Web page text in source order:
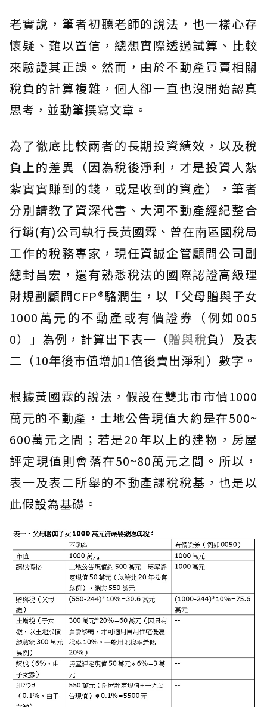
老實說，筆者初聽老師的說法，也一樣心存
懷疑、難以置信，總想實際透過試算、比較
來驗證其正誤。然而，由於不動產買賣相關
稅負的計算複雜，個人卻一直也沒開始認真
思考，並動筆撰寫文章。
為了徹底比較兩者的長期投資績效，以及稅
負上的差異（因為稅後淨利，才是投資人紮
紮實實賺到的錢，或是收到的資產），筆者
分別請教了資深代書、大河不動產經紀整合
行銷(有)公司執行長黃國霖、曾在南區國稅局
工作的稅務專家，現任資誠企管顧問公司副
總封昌宏，還有熟悉稅法的國際認證高級理
財規劃顧問CFP®駱潤生，以「父母贈與子女
1000萬元的不動產或有價證券（例如005
0）」為例，計算出下表一（贈與稅負）及表
二（10年後市值增加1倍後賣出淨利）數字。
根據黃國霖的說法，假設在雙北市市價1000
萬元的不動產，土地公告現值大約是在500~
600萬元之間；若是20年以上的建物，房屋
評定現值則會落在50~80萬元之間。所以，
表一及表二所舉的不動產課稅稅基，也是以
此假設為基礎。